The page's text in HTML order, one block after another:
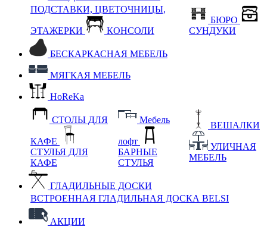
ПОДСТАВКИ, ЦВЕТОЧНИЦЫ,
ЭТАЖЕРКИ КОНСОЛИ
БЮРО
СУНДУКИ
БЕСКАРКАСНАЯ МЕБЕЛЬ
МЯГКАЯ МЕБЕЛЬ
HoReKa
СТОЛЫ ДЛЯ
КАФЕ
СТУЛЬЯ ДЛЯ
КАФЕ
Мебель
лофт
БАРНЫЕ
СТУЛЬЯ
ВЕШАЛКИ
УЛИЧНАЯ
МЕБЕЛЬ
ГЛАДИЛЬНЫЕ ДОСКИ
ВСТРОЕННАЯ ГЛАДИЛЬНАЯ ДОСКА BELSI
АКЦИИ